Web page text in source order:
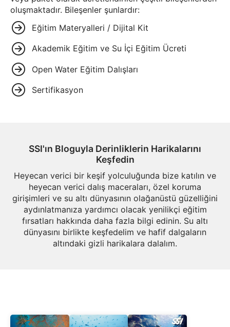
oluşmaktadır. Bileşenler şunlardır:
Eğitim Materyalleri / Dijital Kit
Akademik Eğitim ve Su İçi Eğitim Ücreti
Open Water Eğitim Dalışları
Sertifikasyon
SSI'ın Bloguyla Derinliklerin Harikalarını
Keşfedin
Heyecan verici bir keşif yolculuğunda bize katılın ve
heyecan verici dalış maceraları, özel koruma
girişimleri ve su altı dünyasının olağanüstü güzelliğini
aydınlatmanıza yardımcı olacak yenilikçi eğitim
fırsatları hakkında daha fazla bilgi edinin. Su altı
dünyasını birlikte keşfedelim ve hafif dalgaların
altındaki gizli harikalara dalalım.